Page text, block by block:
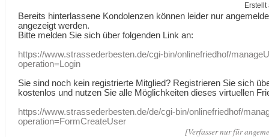
Erstellt
Bereits hinterlassene Kondolenzen können leider nur
angezeigt werden.
Bitte melden Sie sich über folgenden Link an:
https://www.strassederbesten.de/cgi-bin/onlinefriedhof/
operation=Login
Sie sind noch kein registrierte Mitglied? Registrieren Sie sich
kostenlos und nutzen Sie alle Möglichkeiten dieses virtuellen
https://www.strassederbesten.de/de/cgi-bin/onlinefriedhof/
operation=FormCreateUser
[Verfasser nur für